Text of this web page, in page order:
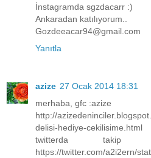
İnstagramda sgzdacarr :)
Ankaradan katılıyorum..
Gozdeeacar94@gmail.com
Yanıtla
azize 27 Ocak 2014 18:31
merhaba, gfc :azize
http://
delisi-hediye-cekilisime.html
twitterda takip
https://twitter.com/a2i2ern/